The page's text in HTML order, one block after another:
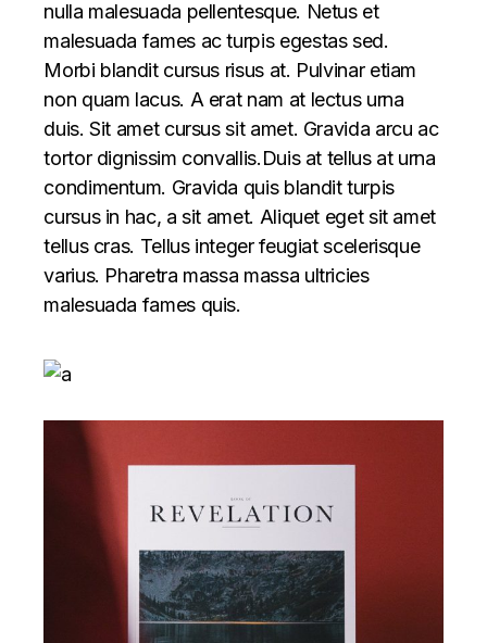
nulla malesuada pellentesque. Netus et
malesuada fames ac turpis egestas sed.
Morbi blandit cursus risus at. Pulvinar etiam
non quam lacus. A erat nam at lectus urna
duis. Sit amet cursus sit amet. Gravida arcu ac
tortor dignissim convallis.Duis at tellus at urna
condimentum. Gravida quis blandit turpis
cursus in hac, a sit amet. Aliquet eget sit amet
tellus cras. Tellus integer feugiat scelerisque
varius. Pharetra massa massa ultricies
malesuada fames quis.